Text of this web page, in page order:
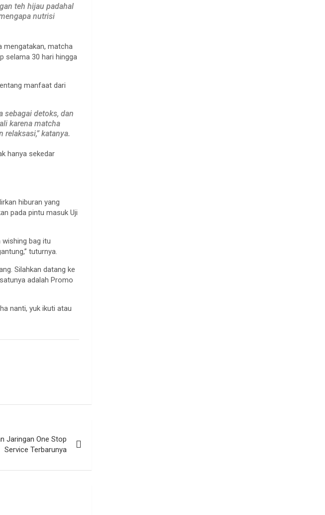
teh hijau padahal
nutrisi
mengatakan, matcha
selama 30 hari hingga
manfaat dari
sebagai detoks, dan
karena matcha
katanya.
hanya sekedar
hiburan yang
pada pintu masuk Uji
wishing bag itu
tuturnya.
Silahkan datang ke
adalah Promo
nanti, yuk ikuti atau
Jaringan One Stop
Service Terbarunya